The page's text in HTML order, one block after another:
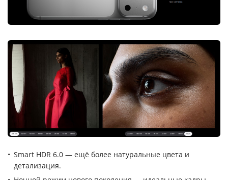
Smart HDR 6.0 — ещё более натуральные цвета и
детализация.